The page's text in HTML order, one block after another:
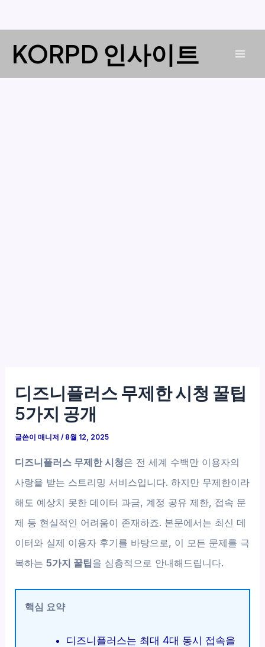
KORPD 인사이트
디즈니플러스 무제한 시청 꿀팁
5가지 공개
글쓴이매니저/ 8월 12, 2025
디즈니플러스 무제한 시청은 전 세계 수백만 이용자의
사랑을 받는 스트리밍 서비스입니다. 하지만 무제한이라
해도 예상치 못한 데이터 과금, 계정 공유 제한, 접속 문
제 등 현실적인 어려움이 존재하죠. 본문에서는 최신 데
이터와 실제 이용자 후기를 바탕으로, 이 모든 문제를 극
복하는5가지 꿀팁을 심층적으로 안내해드립니다.
핵심 요약
디즈니플러스는 최대 4대 동시 접속을